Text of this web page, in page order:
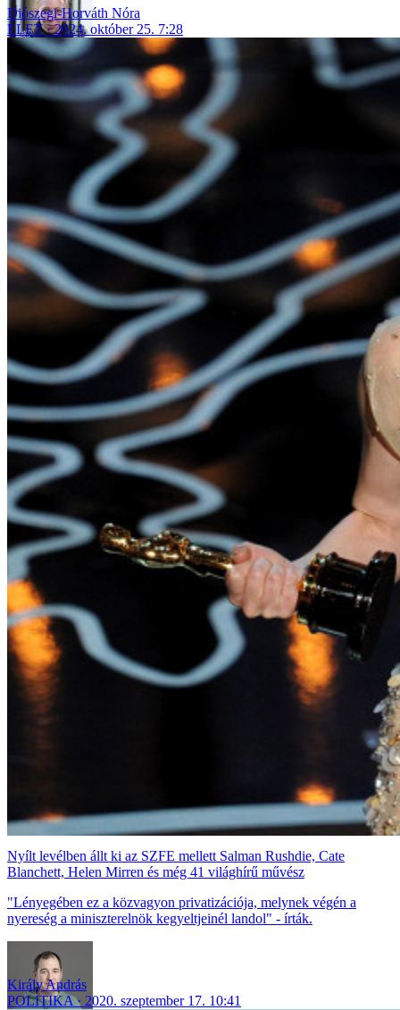
Diószegi-Horváth Nóra
ÉLET
2024. október 25. 7:28
Nyílt levélben állt ki az SZFE mellett Salman Rushdie, Cate
Blanchett, Helen Mirren és még 41 világhírű művész
"Lényegében ez a közvagyon privatizációja, melynek végén a
nyereség a miniszterelnök kegyeltjeinél landol" - írták.
Király András
POLITIKA
2020. szeptember 17. 10:41